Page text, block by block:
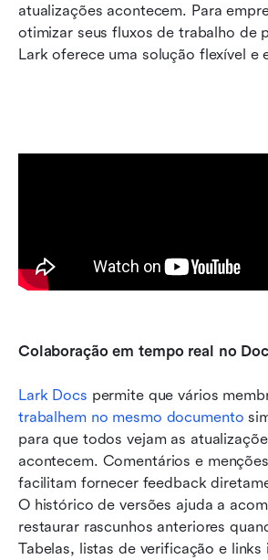
atualizações acontecem. Para
otimizar seus fluxos de trabalho de
Lark oferece uma solução flexível e
Colaboração em tempo real no
Lark Docs
trabalhem no mesmo documento
para que todos vejam as
acontecem. Comentários e
facilitam fornecer feedback
O histórico de versões ajuda a
restaurar rascunhos anteriores
Tabelas, listas de verificação e